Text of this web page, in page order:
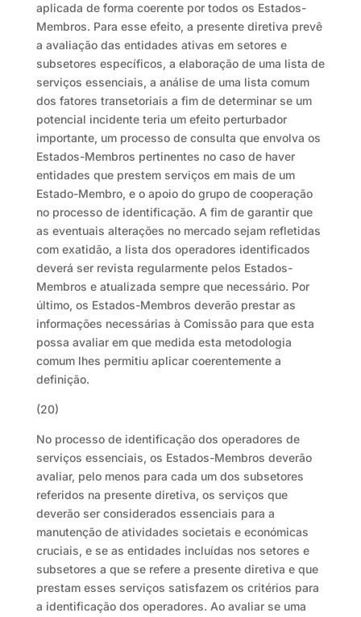
aplicada de forma coerente por todos os Estados-
Membros. Para esse efeito, a presente diretiva prevê
a avaliação das entidades ativas em setores e
subsetores específicos, a elaboração de uma lista de
serviços essenciais, a análise de uma lista comum
dos fatores transetoriais a fim de determinar se um
potencial incidente teria um efeito perturbador
importante, um processo de consulta que envolva os
Estados-Membros pertinentes no caso de haver
entidades que prestem serviços em mais de um
Estado-Membro, e o apoio do grupo de cooperação
no processo de identificação. A fim de garantir que
as eventuais alterações no mercado sejam refletidas
com exatidão, a lista dos operadores identificados
deverá ser revista regularmente pelos Estados-
Membros e atualizada sempre que necessário. Por
último, os Estados-Membros deverão prestar as
informações necessárias à Comissão para que esta
possa avaliar em que medida esta metodologia
comum lhes permitiu aplicar coerentemente a
definição.
(20)
No processo de identificação dos operadores de
serviços essenciais, os Estados-Membros deverão
avaliar, pelo menos para cada um dos subsetores
referidos na presente diretiva, os serviços que
deverão ser considerados essenciais para a
manutenção de atividades societais e económicas
cruciais, e se as entidades incluídas nos setores e
subsetores a que se refere a presente diretiva e que
prestam esses serviços satisfazem os critérios para
a identificação dos operadores. Ao avaliar se uma